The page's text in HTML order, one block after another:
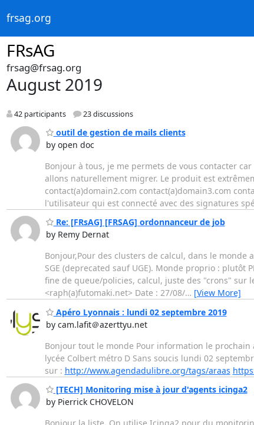
frsag.org
FRsAG
frsag@frsag.org
August 2019
42 participants 23 discussions
outil de gestion de mails clients
by open doc
Bonjour à tous, je me permets de vous contacter
allons naturellement migrer. Le produit est
contact(a)domain2.com contact(a)domain3.com
l'utilisateur qui est connecté avec des signatures spé
Re: [FRsAG] [FRSAG] ordonnanceur de job
by Remy Dernat
Bonjour,Pour des clusters de calcul, dans le
SGE (deprecated sauf UGE). Monde proprio :
fine de queue/policies, calcul, juste des "crons" sur
<raph(a)futomaki.net> Date : 27/08/… [View More]
Apéro Lyonnais : lundi 02 septembre 2019
by cam.lafit＠azerttyu.net
Bonjour tout le monde Pour information le prochain
lycée Colbert métro D Sans soucis lundi 02
sur : http://www.agendadulibre.org/tags/araas
[TECH] Monitoring mise à jour d'agents icinga2
by Pierrick CHOVELON